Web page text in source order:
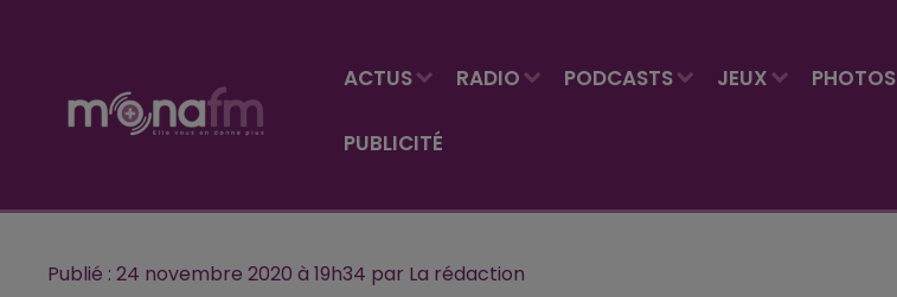
ACTUS RADIO PODCASTS JEUX PHOTOS
PUBLICITÉ
Publié : 24 novembre 2020 à 19h34 par La rédaction